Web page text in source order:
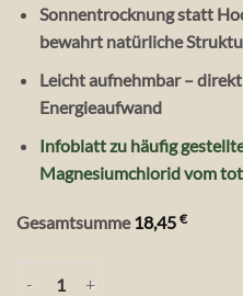
Sonnentrocknung statt
bewahrt natürliche
Leicht aufnehmbar –
Energieaufwand
Infoblatt zu häufig
Magnesiumchlorid vom
Gesamtsumme 18,45 €
Magnesiumchlorid vom Toten